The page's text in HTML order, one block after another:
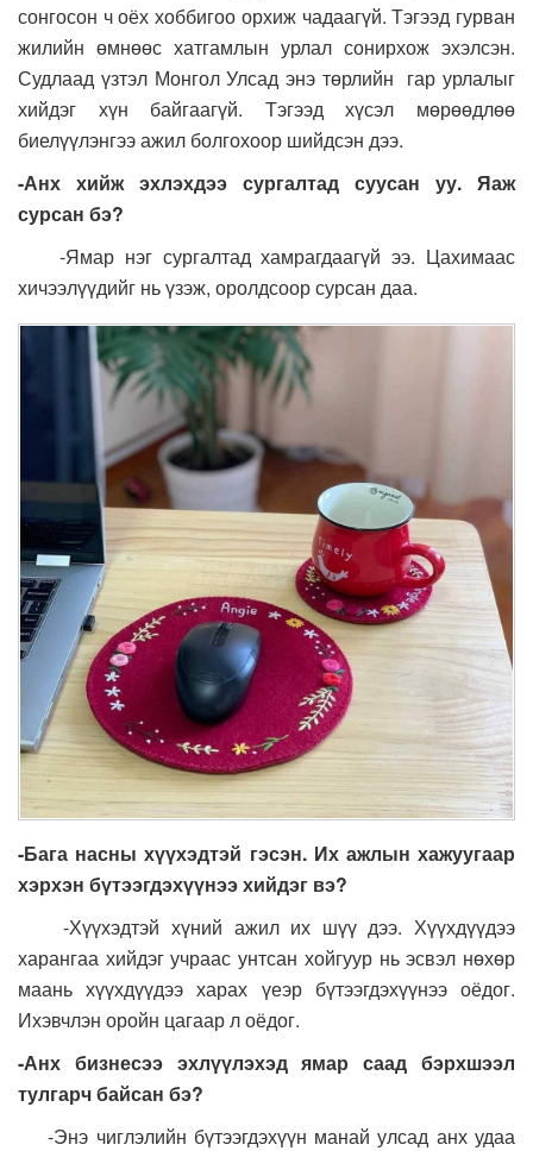
сонгосон ч оёх хоббигоо орхиж чадаагүй. Тэгээд гурван
жилийн өмнөөс хатгамлын урлал сонирхож эхэлсэн.
Судлаад үзтэл Монгол Улсад энэ төрлийн гар урлалыг
хийдэг хүн байгаагүй. Тэгээд хүсэл мөрөөдлөө
биелүүлэнгээ ажил болгохоор шийдсэн дээ.
-Анх хийж эхлэхдээ сургалтад суусан уу. Яаж
сурсан бэ?
-Ямар нэг сургалтад хамрагдаагүй ээ. Цахимаас
хичээлүүдийг нь үзэж, оролдсоор сурсан даа.
-Бага насны хүүхэдтэй гэсэн. Их ажлын хажуугаар
хэрхэн бүтээгдэхүүнээ хийдэг вэ?
-Хүүхэдтэй хүний ажил их шүү дээ. Хүүхдүүдээ
харангаа хийдэг учраас унтсан хойгуур нь эсвэл нөхөр
маань хүүхдүүдээ харах үеэр бүтээгдэхүүнээ оёдог.
Ихэвчлэн оройн цагаар л оёдог.
-Анх бизнесээ эхлүүлэхэд ямар саад бэрхшээл
тулгарч байсан бэ?
-Энэ чиглэлийн бүтээгдэхүүн манай улсад анх удаа